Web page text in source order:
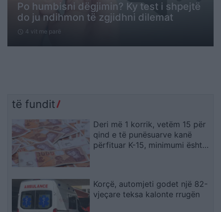
Po humbisni dëgjimin? Ky test i shpejtë
do ju ndihmon të zgjidhni dilemat
schedule 4 vit me parë
të fundit
Deri më 1 korrik, vetëm 15 për
qind e të punësuarve kanë
përfituar K-15, minimumi është
Korçë, automjeti godet një 82-
vjeçare teksa kalonte rrugën